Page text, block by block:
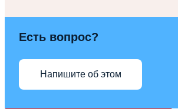
Есть вопрос?
Напишите об этом